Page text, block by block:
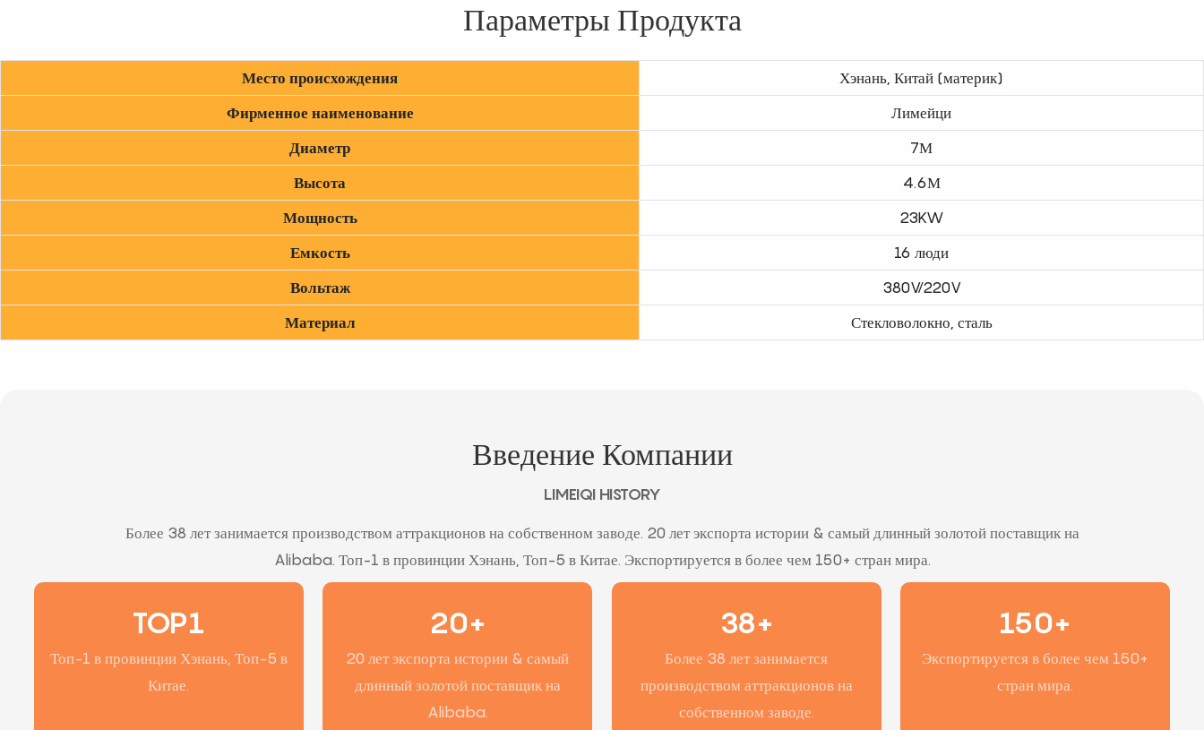
Параметры Продукта
Место происхождения
Хэнань, Китай (материк)
Фирменное наименование
Лимейци
Диаметр
7М
Высота
4.6М
Мощность
23KW
Емкость
16 люди
Вольтаж
380V/220V
Материал
Стекловолокно, сталь
Введение Компании
LIMEIQI HISTORY
Более 38 лет занимается производством аттракционов на собственном заводе. 20 лет экспорта истории & самый длинный золотой поставщик на
Alibaba. Топ-1 в провинции Хэнань, Топ-5 в Китае. Экспортируется в более чем 150+ стран мира.
TOP1
Топ-1 в провинции Хэнань, Топ-5 в
Китае.
20+
20 лет экспорта истории & самый
длинный золотой поставщик на
Alibaba.
38+
Более 38 лет занимается
производством аттракционов на
собственном заводе.
150+
Экспортируется в более чем 150+
стран мира.